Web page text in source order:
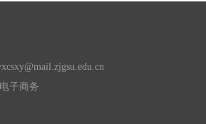
子商务